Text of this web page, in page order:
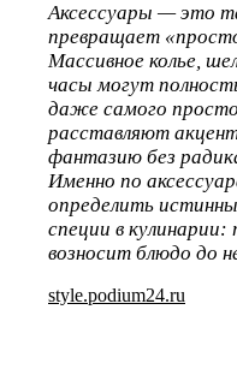
Аксессуары — это
превращает
Массивное колье,
часы могут
даже самого
расставляют
фантазию без
Именно по
определить
специи в кулинарии:
возносит блюдо до
style.podium24.ru